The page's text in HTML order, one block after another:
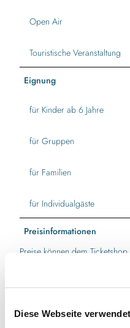
Diese Webseite
Open Air
Touristische Veranstaltung
Eignung
für Kinder ab 6 Jahre
für Gruppen
für Familien
für Individualgäste
Preisinformationen
Preise können dem
Für Teilnehmer der Sternfahrt
Autor:in